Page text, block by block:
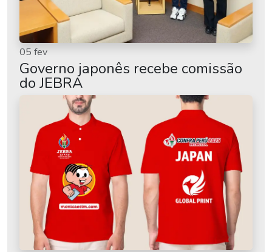
05 fev
Governo japonês recebe comissão
do JEBRA